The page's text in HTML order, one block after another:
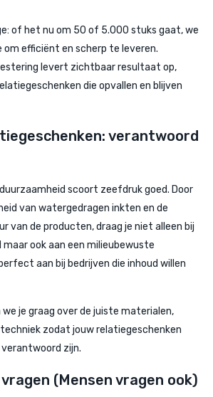
of het nu om 50 of 5.000 stuks gaat, we
om efficiënt en scherp te leveren.
levert zichtbaar resultaat op,
die opvallen en blijven
verantwoord
scoort zeefdruk goed. Door
van watergedragen inkten en de
van de producten, draag je niet alleen bij
ook aan een milieubewuste
aan bij bedrijven die inhoud willen
we je graag over de juiste materialen,
zodat jouw relatiegeschenken
zijn.
(Mensen vragen ook)